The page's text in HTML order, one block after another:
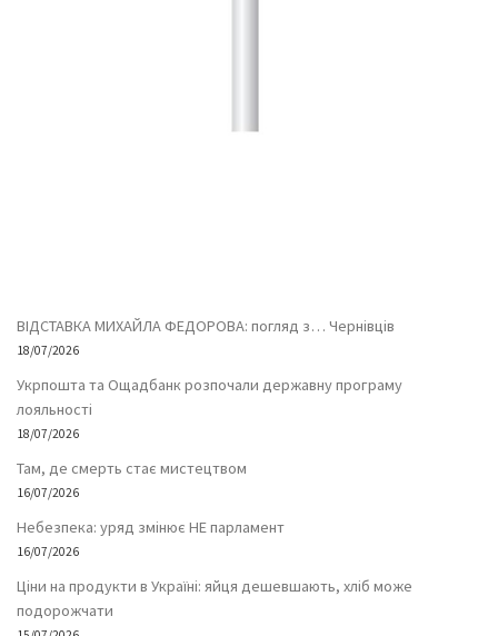
ВІДСТАВКА МИХАЙЛА ФЕДОРОВА: погляд з… Чернівців
18/07/2026
Укрпошта та Ощадбанк розпочали державну програму
лояльності
18/07/2026
Там, де смерть стає мистецтвом
16/07/2026
Небезпека: уряд змінює НЕ парламент
16/07/2026
Ціни на продукти в Україні: яйця дешевшають, хліб може
подорожчати